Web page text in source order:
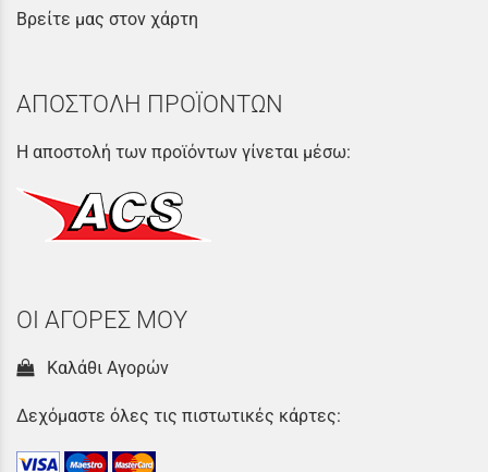
Βρείτε μας στον χάρτη
ΑΠΟΣΤΟΛΗ ΠΡΟΪΟΝΤΩΝ
Η αποστολή των προϊόντων γίνεται μέσω:
ΟΙ ΑΓΟΡΕΣ ΜΟΥ
Καλάθι Αγορών
Δεχόμαστε όλες τις πιστωτικές κάρτες: